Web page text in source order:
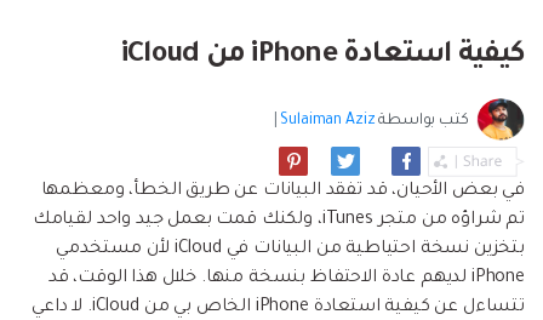
تأثيرات الفيديو والموسيقى والمزيد.
مشاهدة جميع المنتجات
Explore
ملخص
Video
ملخص
قوالب الرسم التخطيطي
Explore
ملخص
دمج ملفات PDF
محول PDF
قوالب PDF
FamiSafe
MobileTrans
نقل بيانات الجوال.
Repairit
استعادة الفيديو التالف.
مشاهدة جميع المنتجات
تسجيل الدخول
صحيح.
Backup & Restore
على الكمبيوتر، واستعادتها بسهولة
Playlist Transfer جديد
نقل قوائم تشغيل الموسيقى من خدمة بث إلى
المواضيع الجديدة
المقالات المتميزة
تعلم المزيد
كيفية استعادة iPhone من iCloud
كتب بواسطةSulaiman Aziz
في بعض الأحيان، قد تفقد البيانات عن طريق الخطأ، ومعظمها
تم شراؤه من متجر iTunes، ولكنك قمت بعمل جيد واحد لقيامك
بتخزين نسخة احتياطية من البيانات في iCloud لأن مستخدمي
iPhone لديهم عادة الاحتفاظ بنسخة منها. خلال هذا الوقت، قد
تتساءل عن كيفية استعادة iPhone الخاص بي من iCloud. لا داعي